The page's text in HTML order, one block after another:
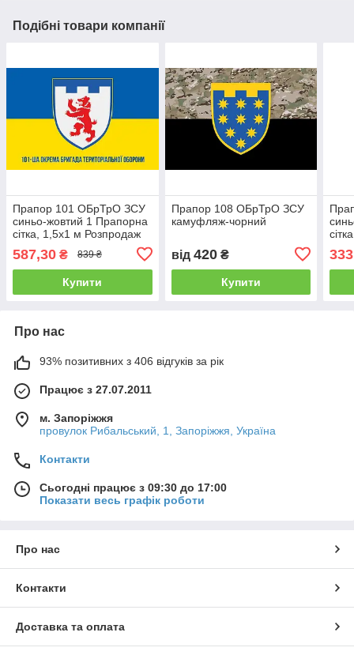
Подібні товари компанії
Прапор 101 ОБрТрО ЗСУ
синьо-жовтий 1 Прапорна
сітка, 1,5х1 м Розпродаж
587,30 ₴ 839 ₴
Купити
Прапор 108 ОБрТрО ЗСУ
камуфляж-чорний
від 420₴
Купити
Про нас
93% позитивних з 406 відгуків за рік
Працює з 27.07.2011
м. Запоріжжя
провулок Рибальський, 1, Запоріжжя, Україна
Контакти
Сьогодні працює з 09:30 до 17:00
Показати весь графік роботи
Про нас
Контакти
Доставка та оплата